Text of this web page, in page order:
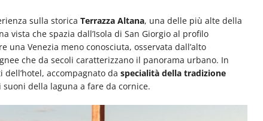
sulla storica Terrazza Altana, una delle più alte della
vista che spazia dall’Isola di San Giorgio al profilo
Venezia meno conosciuta, osservata dall’alto
che da secoli caratterizzano il panorama urbano. In
accompagnato da specialità della tradizione
della laguna a fare da cornice.